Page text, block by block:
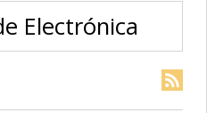
Electrónica